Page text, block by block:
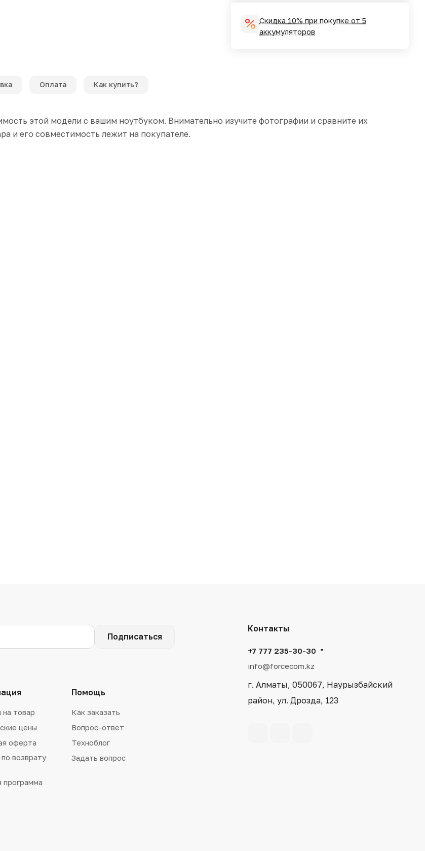
Скидка 10% при покупке от 5
аккумуляторов
Оплата Как купить?
этой модели с вашим ноутбуком. Внимательно изучите фотографии и сравните их
и его совместимость лежит на покупателе.
Подписаться
на товар
цены
оферта
возврату
программа
Помощь
Как заказать
Вопрос-ответ
Техноблог
Задать вопрос
Контакты
+7 777 235-30-30
info@forcecom.kz
г. Алматы, 050067, Наурызбайский
район, ул. Дрозда, 123